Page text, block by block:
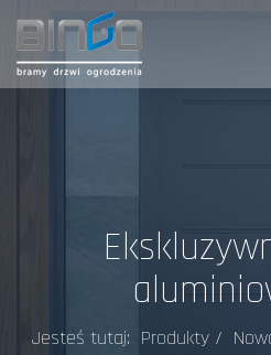
Jesteś tutaj: Produkty